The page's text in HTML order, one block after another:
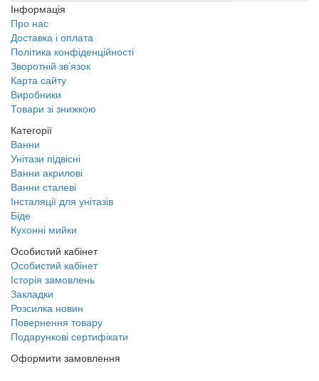
Інформація
Про нас
Доставка і оплата
Політика конфіденційності
Зворотній зв’язок
Карта сайту
Виробники
Товари зі знижкою
Категорії
Ванни
Унітази підвісні
Ванни акрилові
Ванни сталеві
Інсталяції для унітазів
Біде
Кухонні мийки
Особистий кабінет
Особистий кабінет
Історія замовлень
Закладки
Розсилка новин
Повернення товару
Подарункові сертифікати
Оформити замовлення